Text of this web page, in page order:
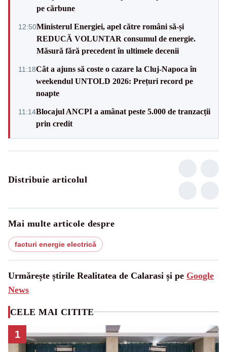
pe cărbune
12:50Ministerul Energiei, apel către români să-și
REDUCĂ VOLUNTAR consumul de energie.
Măsură fără precedent în ultimele decenii
11:18Cât a ajuns să coste o cazare la Cluj-Napoca în
weekendul UNTOLD 2026: Prețuri record pe
noapte
11:14Blocajul ANCPI a amânat peste 5.000 de tranzacții
prin credit
Distribuie articolul
Mai multe articole despre
facturi energie electrică
Urmărește știrile Realitatea de Calarasi și pe Google
News
CELE MAI CITITE
1